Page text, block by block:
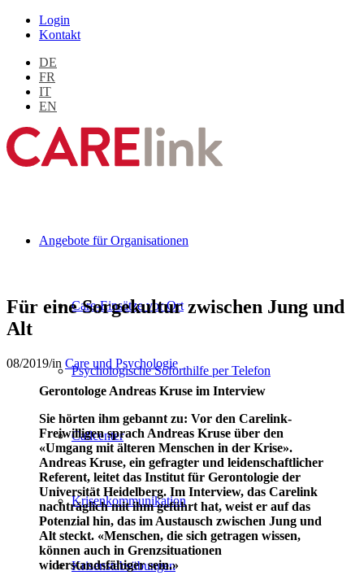
Login
Kontakt
DE
FR
IT
EN
Angebote für Organisationen
Care-Einsätze vor Ort
Psychologische Soforthilfe per Telefon
Callcenter
Krisenkommunikation
Krisenstabsübungen
Für eine Sorgekultur zwischen Jung und
Alt
08/2019/in Care und Psychologie
Gerontologe Andreas Kruse im Interview
Sie hörten ihm gebannt zu: Vor den Carelink-
Freiwilligen sprach Andreas Kruse über den
«Umgang mit älteren Menschen in der Krise».
Andreas Kruse, ein gefragter und leidenschaftlicher
Referent, leitet das Institut für Gerontologie der
Universität Heidelberg. Im Interview, das Carelink
nachträglich mit ihm geführt hat, weist er auf das
Potenzial hin, das im Austausch zwischen Jung und
Alt steckt. «Menschen, die sich getragen wissen,
können auch in Grenzsituationen
widerstandsfähiger sein.»